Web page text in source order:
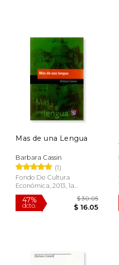
50%
dcto. $ 19.38
Mas de una Lengua
Barbara Cassin
(1)
Fondo De Cultura
Económica, 2013, 1a
Edición, Tapa Blanda,
Nuevo